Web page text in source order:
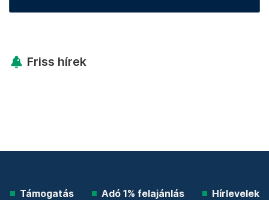
Friss hírek
Támogatás Adó 1% felajánlás Hírlevelek